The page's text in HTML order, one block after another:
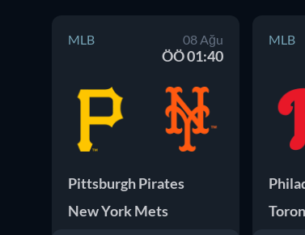
MLB 08 Ağu
ÖÖ 01:40
Pittsburgh Pirates
New York Mets
MLB